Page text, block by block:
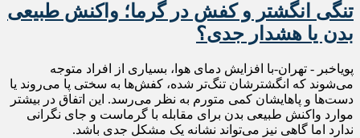
تنگی انگشتر و کفش در گرما؛ واکنش طبیعی
بدن یا هشدار جدی؟
پویاخبر - تهران-با افزایش دمای هوا، بسیاری از افراد متوجه
می‌شوند که انگشترشان تنگ‌تر شده، کفش‌ها به سختی پا می‌روند یا
دست‌ها و پاهایشان کمی متورم به نظر می‌رسد. این اتفاق در بیشتر
موارد واکنش طبیعی بدن برای مقابله با گرماست و جای نگرانی
ندارد اما گاهی نیز می‌تواند نشانه یک مشکل جدی باشد.